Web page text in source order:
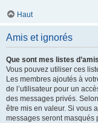
Haut
Amis et ignorés
Que sont mes listes
Vous pouvez utiliser ces
Les membres ajoutés à
de l’utilisateur pour un
des messages privés.
être mis en valeur. Si vous
messages seront masqués